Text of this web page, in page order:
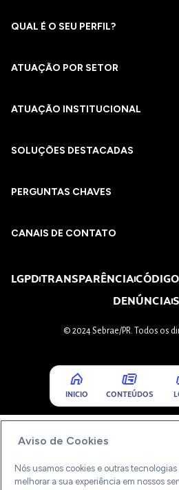
QUAL É O SEU PERFIL?
ATUAÇÃO POR SETOR
ATUAÇÃO INSTITUCIONAL
SOLUÇÕES DESTACADAS
PERGUNTAS CHAVES​
CANAIS DE CONTATO
LGPDTRANSPARÊNCIA
DENÚNCIA
© 2024 Sebrae/PR. Todos os
INICIO CONTEÚDOS
Aviso de Cookies
Nós usamos cookies e outras
melhorar a sua experiência em nossos